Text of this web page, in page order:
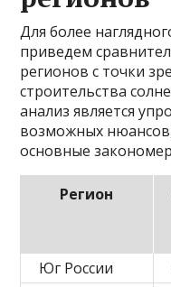
Для более
приведем
регионов с точки
строительства
анализ является
возможных
основные
Регион
Юг России